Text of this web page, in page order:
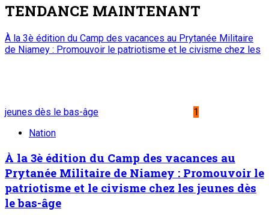
TENDANCE MAINTENANT
À la 3è édition du Camp des vacances au Prytanée Militaire
de Niamey : Promouvoir le patriotisme et le civisme chez les
jeunes dès le bas-âge
1
Nation
À la 3è édition du Camp des vacances au
Prytanée Militaire de Niamey : Promouvoir le
patriotisme et le civisme chez les jeunes dès
le bas-âge